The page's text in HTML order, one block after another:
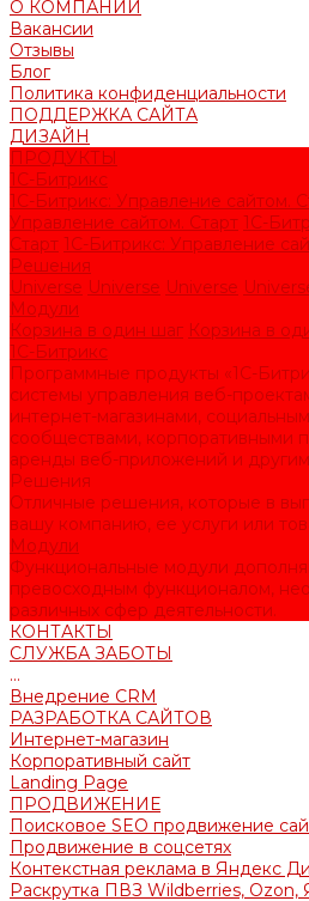
О КОМПАНИИ
Вакансии
Отзывы
Блог
Политика конфиденциальности
ПОДДЕРЖКА САЙТА
ДИЗАЙН
ПРОДУКТЫ
1С-Битрикс
1С-Битрикс: Управление сайтом.
Управление сайтом. Старт 1С-
Старт 1С-Битрикс: Управление
Решения
Universe Universe Universe
Модули
Корзина в один шаг Корзина в
1С-Битрикс
Программные продукты «1С-
системы управления веб-
интернет-магазинами,
сообществами, корпоративными
аренды веб-приложений и
Решения
Отличные решения, которые в
вашу компанию, ее услуги или
Модули
Функциональные модули
превосходным функционалом,
различных сфер деятельности.
КОНТАКТЫ
СЛУЖБА ЗАБОТЫ
...
Внедрение CRM
РАЗРАБОТКА САЙТОВ
Интернет-магазин
Корпоративный сайт
Landing Page
ПРОДВИЖЕНИЕ
Поисковое SEO продвижение
Продвижение в соцсетях
Контекстная реклама в Яндекс
Раскрутка ПВЗ Wildberries, Ozon,